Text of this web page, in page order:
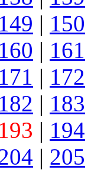
149 | 150
160 | 161
171 | 172
182 | 183
193 | 194
| 205